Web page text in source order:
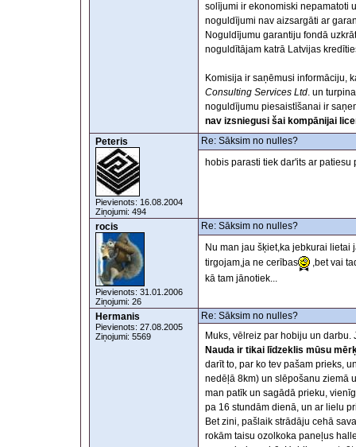
solījumi ir ekonomiski nepamatoti
noguldījumi nav aizsargāti ar
Noguldījumu garantiju fondā
noguldītājam katrā Latvijas
Komisija ir saņēmusi informāciju,
Consulting Services Ltd. un
noguldījumu piesaistīšanai ir
nav izsniegusi šai kompānijai
Peteris
Pievienots: 16.08.2004
Ziņojumi: 494
Re: Sāksim no nulles?
hobis parasti tiek dar'its ar
rocis
Pievienots: 31.01.2006
Ziņojumi: 26
Re: Sāksim no nulles?
Nu man jau šķiet,ka jebkurai lietai
tirgojam,ja ne cerības
,bet vai
kā tam jānotiek...
Hermanis
Pievienots: 27.08.2005
Ziņojumi: 5569
Re: Sāksim no nulles?
Muks, vēlreiz par hobiju un
Nauda ir tikai līdzeklis mūsu
darīt to, par ko tev pašam prieks,
nedēļā 8km) un slēpošanu ziemā
man patīk un sagādā prieku,
pa 16 stundām dienā, un ar lielu
Bet zini, pašlaik strādāju cehā
rokām taisu ozolkoka paneļus